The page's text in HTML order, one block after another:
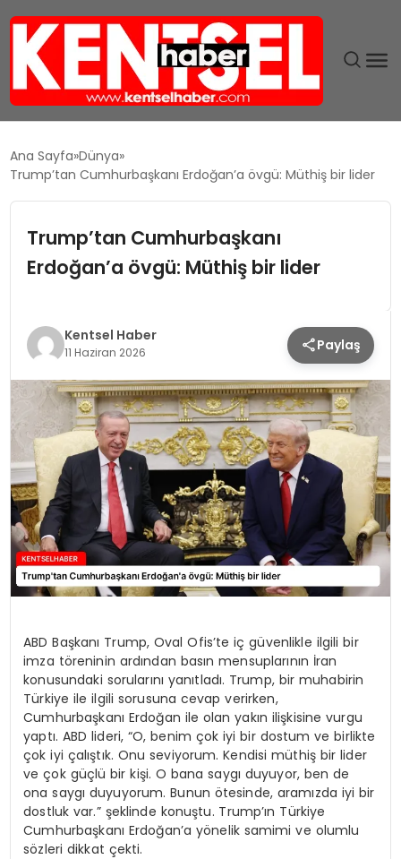
EKONOMI
TEKNOLOJI
MAGAZIN
KÜLTÜR & SANAT
SPOR
SAĞLIK
Ana Sayfa Dünya
Trump’tan Cumhurbaşkanı Erdoğan’a övgü: Müthiş bir lider
Trump’tan Cumhurbaşkanı
Erdoğan’a övgü: Müthiş bir lider
Kentsel Haber
11 Haziran 2026 Paylaş
ABD Başkanı Trump, Oval Ofis’te iç güvenlikle ilgili bir
imza töreninin ardından basın mensuplarının İran
konusundaki sorularını yanıtladı. Trump, bir muhabirin
Türkiye ile ilgili sorusuna cevap verirken,
Cumhurbaşkanı Erdoğan ile olan yakın ilişkisine vurgu
yaptı. ABD lideri, “O, benim çok iyi bir dostum ve birlikte
çok iyi çalıştık. Onu seviyorum. Kendisi müthiş bir lider
ve çok güçlü bir kişi. O bana saygı duyuyor, ben de
ona saygı duyuyorum. Bunun ötesinde, aramızda iyi bir
dostluk var.” şeklinde konuştu. Trump’ın Türkiye
Cumhurbaşkanı Erdoğan’a yönelik samimi ve olumlu
sözleri dikkat çekti.